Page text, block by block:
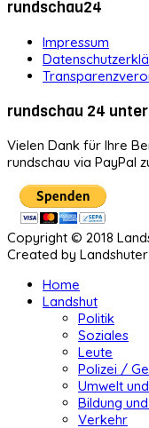
rundschau24
Impressum
rundschau 24
Vielen Dank für Ihre
rundschau via PayPal
Copyright © 2018
Created by Landshuter
Home
Landshut
Politik
Soziales
Leute
Polizei /
Umwelt
Bildung
Verkehr